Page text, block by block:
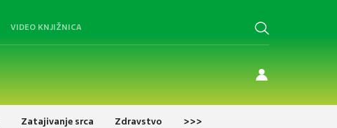
VIDEO KNJIŽNICA
Zatajivanje srca Zdravstvo >>>